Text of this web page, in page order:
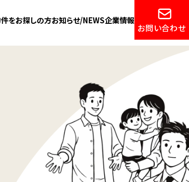
をお探しの方お知らせ/NEWS企業情報
お問い合わせ